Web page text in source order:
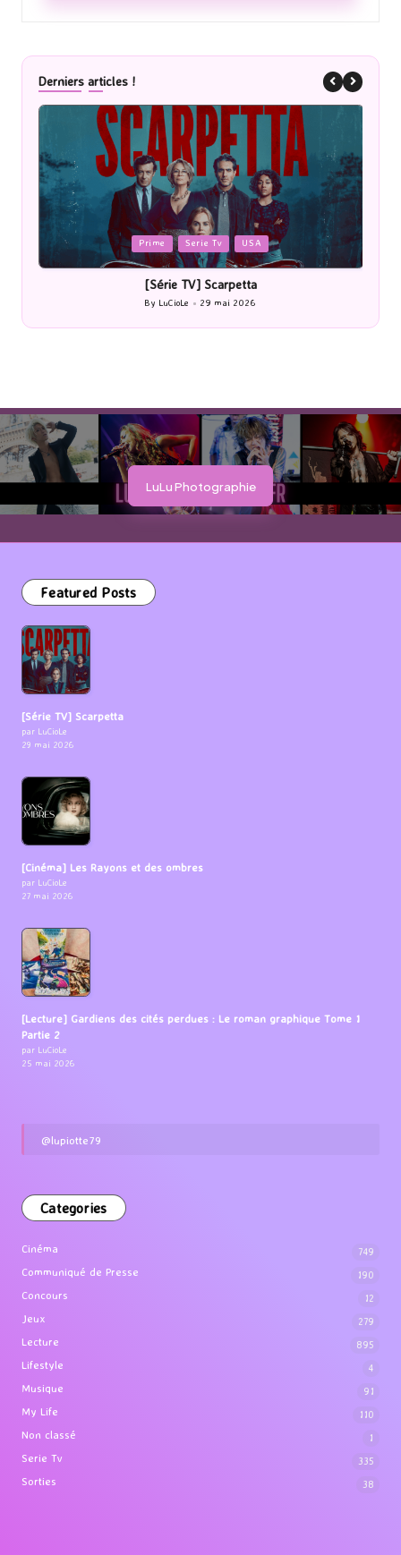
Derniers articles !
Posted
in
Prime Serie Tv USA
[Série TV] Scarpetta
Posted
by
By LuCioLe 29 mai 2026
LuLu Photographie
Featured Posts
[Série TV] Scarpetta
par LuCioLe
29 mai 2026
[Cinéma] Les Rayons et des ombres
par LuCioLe
27 mai 2026
[Lecture] Gardiens des cités perdues : Le roman graphique Tome 1
Partie 2
par LuCioLe
25 mai 2026
@lupiotte79
Categories
Cinéma 749
Communiqué de Presse 190
Concours 12
Jeux 279
Lecture 895
Lifestyle 4
Musique 91
My Life 110
Non classé 1
Serie Tv 335
Sorties 38